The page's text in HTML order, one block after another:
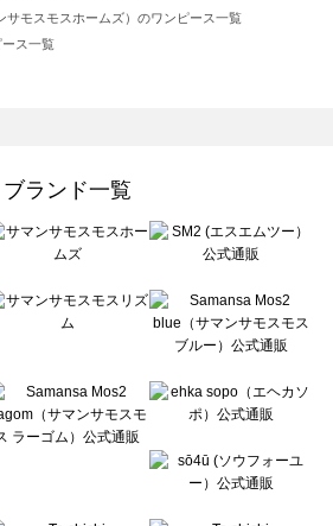
サモスモスホームズ）のワンピース一覧
ス一覧
ハルバイサマンサモスモス）のワンピース一覧
スモス ブルー）のワンピース一覧
ース一覧
一覧
シック）のワンピース一覧
のワンピース一覧
ー）のワンピース一覧
ンピース一覧
ブランド一覧